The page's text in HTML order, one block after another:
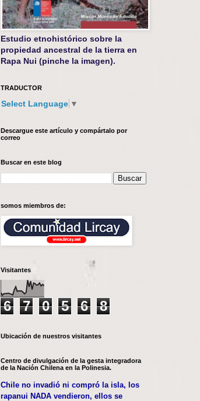
Estudio etnohistórico sobre la
propiedad ancestral de la tierra en
Rapa Nui (pinche la imagen).
TRADUCTOR
Select Language ▼
Descargue este artículo y compártalo por
correo
Buscar en este blog
somos miembros de:
Visitantes
6 7 0 5 6 8
Ubicación de nuestros visitantes
Centro de divulgación de la gesta integradora
de la Nación Chilena en la Polinesia.
Chile no invadió ni compró la isla, los
rapanui NADA vendieron, ellos se